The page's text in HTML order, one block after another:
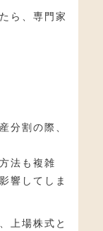
ら、専門家
分割の際、
法も複雑
響してしま
上場株式と